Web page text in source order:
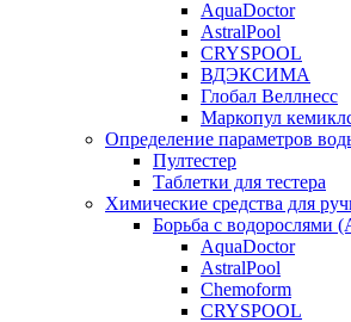
AquaDoctor
AstralPool
CRYSPOOL
ВДЭКСИМА
Глобал Веллнесс
Маркопул
Определение параметров
Пултестер
Таблетки для тестера
Химические средства для
Борьба с водорослями
AquaDoctor
AstralPool
Chemoform
CRYSPOOL